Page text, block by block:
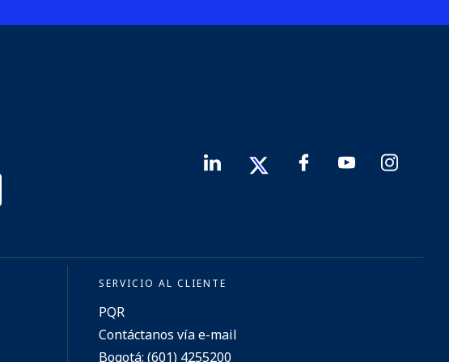
SERVICIO AL CLIENTE
PQR
Contáctanos vía e-mail
Bogotá: (601) 4255200